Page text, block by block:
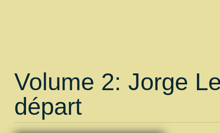
Volume 2: Jorge
départ